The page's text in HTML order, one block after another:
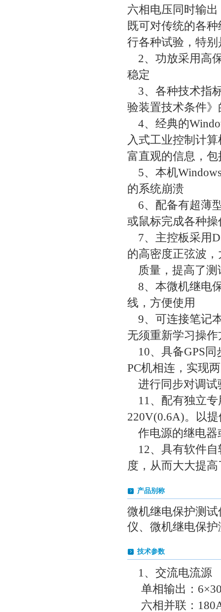
六相电压同时输
既可对传统的各
行各种试验，特
2、功放采用高
稳定
3、各种技术指
验装置技术条件》
4、经典的
入式工业控制计
富直观的信息，
5、本机
的系统崩溃
6、配备有超薄
或鼠标完成各种操
7、主控板采用
的高密度正弦波
质量，提高了
8、本微机继电
线，方便使用
9、可连接笔记
无须重新学习操作
10、具备GPS
PC机相连，实现
进行同步对调试
11、配有独立
220V(0.6A)。以
作电源的继电
12、具有软件
度，从而大大提
产品别称
微机继电保护测
仪、微机继电保
技术参数
1、交流电流源
单相输出：
六相并联：